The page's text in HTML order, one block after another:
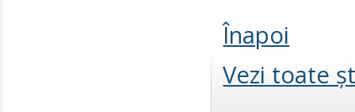
Înapoi
Vezi toate